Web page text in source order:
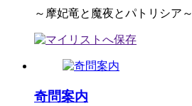
～摩妃竜と魔夜とパトリシア～
奇問案内